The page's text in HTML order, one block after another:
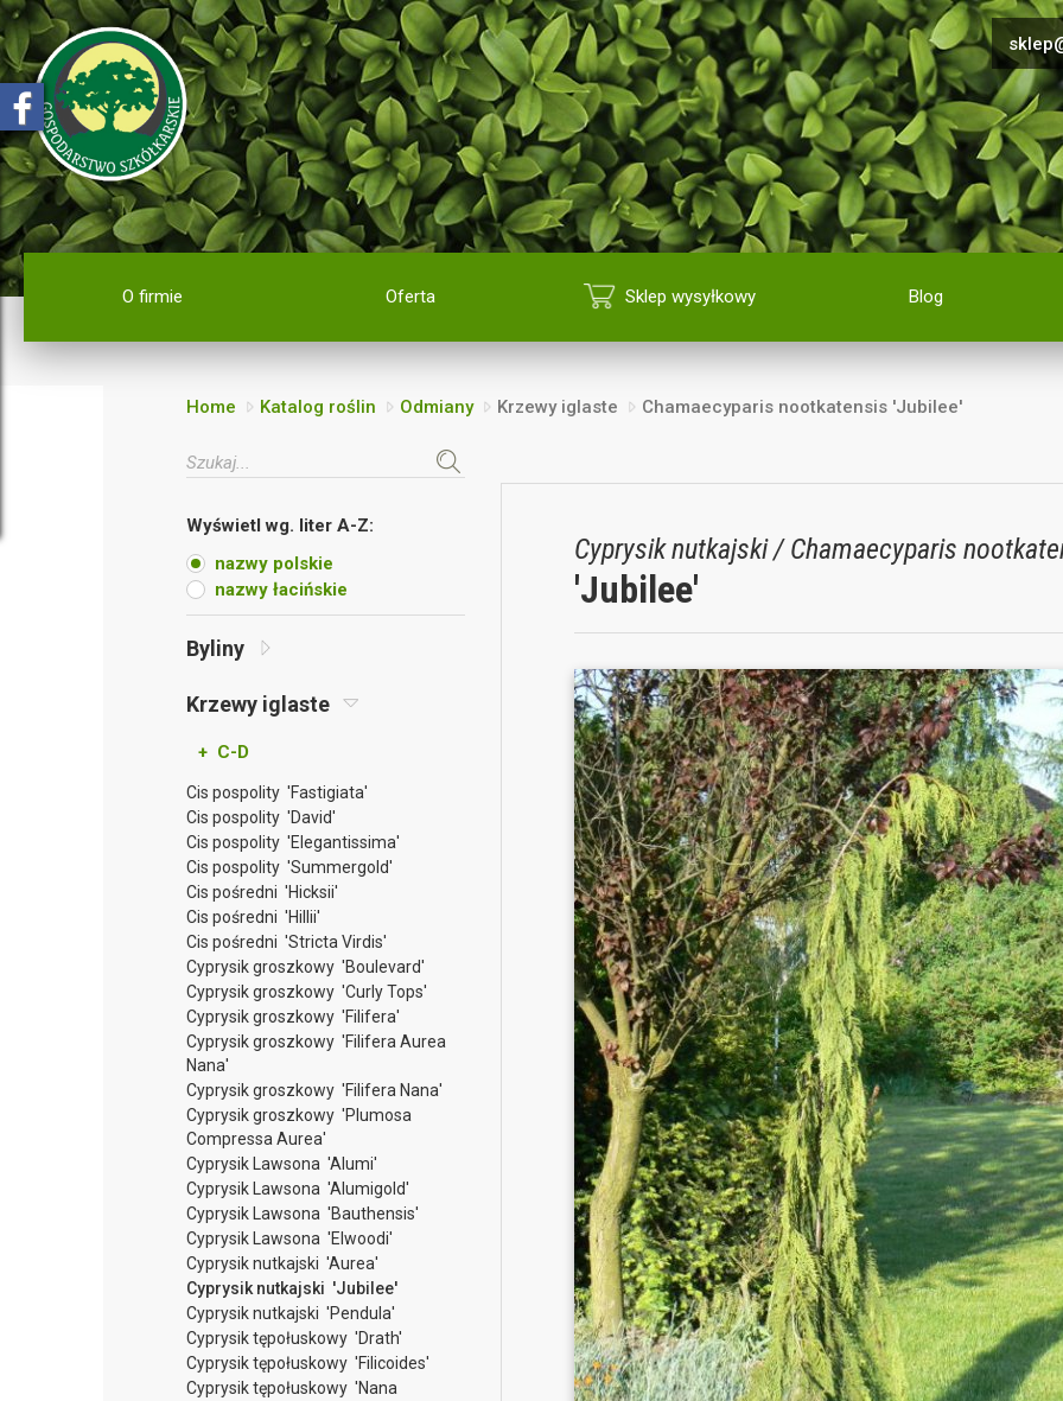
O firmie Oferta Sklep wysyłkowy Blog
Home Katalog roślin Odmiany Krzewy iglaste Chamaecyparis nootkatensis 'Jubilee'
Wyświetl wg. liter A-Z:
nazwy polskie
nazwy łacińskie
Byliny
Krzewy iglaste
+ C-D
Cis pospolity 'Fastigiata'
Cis pospolity 'David'
Cis pospolity 'Elegantissima'
Cis pospolity 'Summergold'
Cis pośredni 'Hicksii'
Cis pośredni 'Hillii'
Cis pośredni 'Stricta Virdis'
Cyprysik groszkowy 'Boulevard'
Cyprysik groszkowy 'Curly Tops'
Cyprysik groszkowy 'Filifera'
Cyprysik groszkowy 'Filifera Aurea
Nana'
Cyprysik groszkowy 'Filifera Nana'
Cyprysik groszkowy 'Plumosa
Compressa Aurea'
Cyprysik Lawsona 'Alumi'
Cyprysik Lawsona 'Alumigold'
Cyprysik Lawsona 'Bauthensis'
Cyprysik Lawsona 'Elwoodi'
Cyprysik nutkajski 'Aurea'
Cyprysik nutkajski 'Jubilee'
Cyprysik nutkajski 'Pendula'
Cyprysik tępołuskowy 'Drath'
Cyprysik tępołuskowy 'Filicoides'
Cyprysik tępołuskowy 'Nana
Cyprysik nutkajski / Chamaecyparis
'Jubilee'